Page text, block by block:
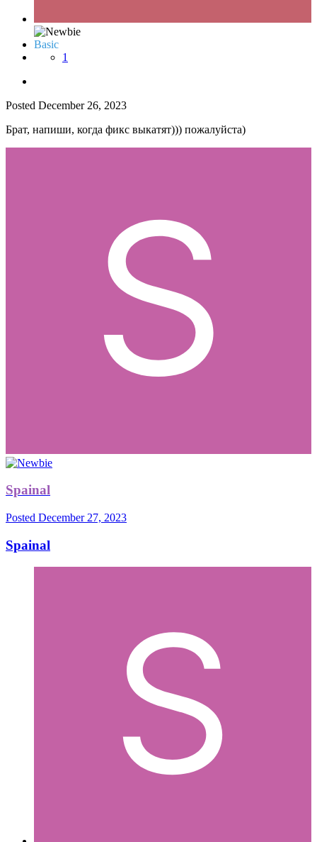
Basic
1
Posted December 26, 2023
Брат, напиши, когда фикс выкатят))) пожалуйста)
Spainal
Posted December 27, 2023
Spainal